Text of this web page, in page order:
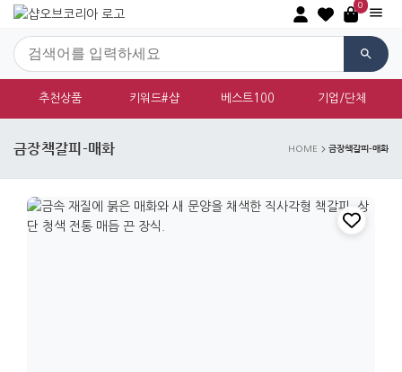
0
추천상품 키워드#샵 베스트100 기업/단체
금장책갈피-매화 HOME 금장책갈피-매화